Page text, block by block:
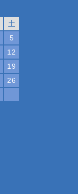
土
5
12
19
26